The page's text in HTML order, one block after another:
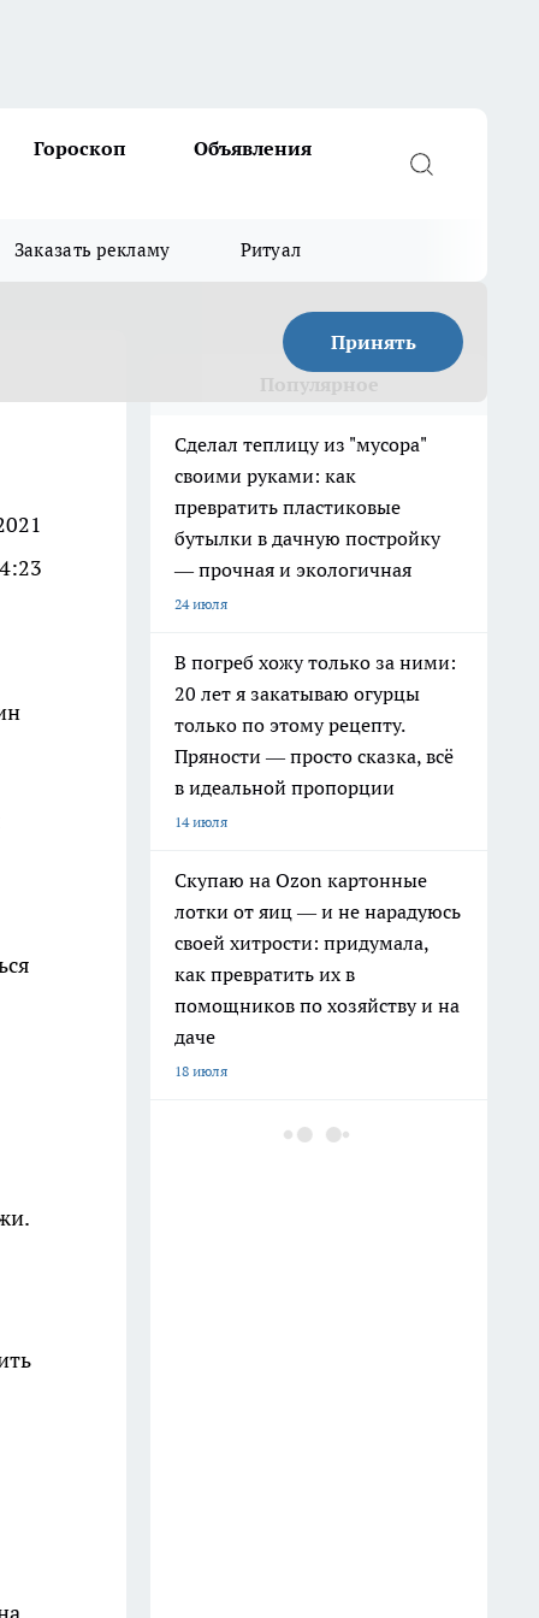
Гороскоп
Объявления
Заказать рекламу Ритуал
Принять
Сделал теплицу из "мусора"
своими руками: как
превратить пластиковые
бутылки в дачную постройку
— прочная и экологичная
24 июля
В погреб хожу только за ними:
20 лет я закатываю огурцы
только по этому рецепту.
Пряности — просто сказка, всё
в идеальной пропорции
14 июля
Скупаю на Ozon картонные
лотки от яиц — и не нарадуюсь
своей хитрости: придумала,
как превратить их в
помощников по хозяйству и на
даче
18 июля
Майонез с минералкой в